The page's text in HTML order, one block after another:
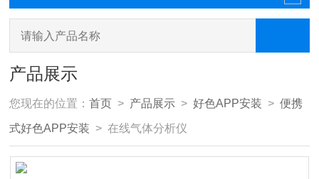
产品展示
您现在的位置：首页 > 产品展示 >好色APP安装 >便携
式好色APP安装 > 在线气体分析仪